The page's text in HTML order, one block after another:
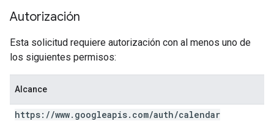
Autorización
Esta solicitud requiere autorización con al menos uno de
los siguientes permisos:
Alcance
https: //www. googleapis. com/auth/calendar